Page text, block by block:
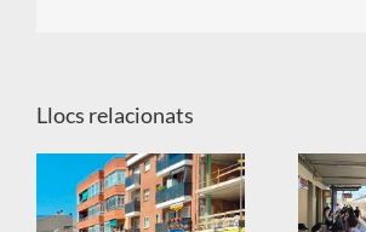
Llocs relacionats